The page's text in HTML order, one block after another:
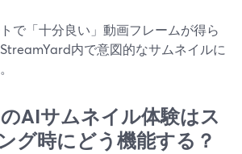
で「十分良い」動画フレームが得ら
内で意図的なサムネイルに
AIサムネイル体験はス
グ時にどう機能する？